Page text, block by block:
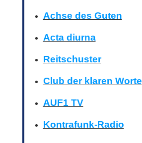
Achse des Guten
Acta diurna
Reitschuster
Club der klaren Worte
AUF1 TV
Kontrafunk-Radio